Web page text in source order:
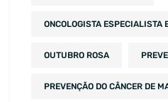
ONCOLOGISTA ESPECIALISTA
OUTUBRO ROSA
PREVENÇÃO DO CÂNCER DE